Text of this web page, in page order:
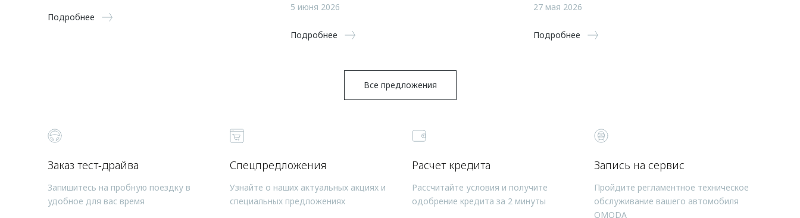
Подробнее
5 июня 2026
Подробнее
27 мая 2026
Подробнее
Все предложения
Заказ тест-драйва
Запишитесь на пробную поездку в
удобное для вас время
Спецпредложения
Узнайте о наших актуальных акциях и
специальных предложениях
Расчет кредита
Рассчитайте условия и получите
одобрение кредита за 2 минуты
Запись на сервис
Пройдите регламентное техническое
обслуживание вашего автомобиля
OMODA